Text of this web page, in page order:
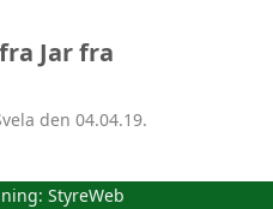
Jar fra
den 04.04.19.
StyreWeb